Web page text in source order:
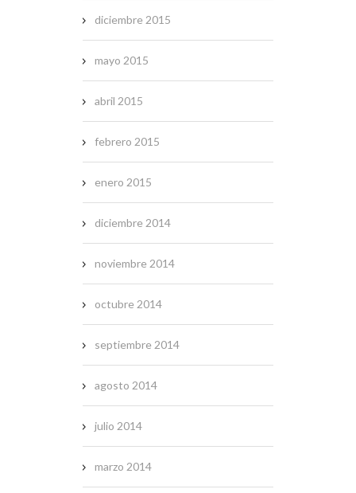
diciembre 2015
mayo 2015
abril 2015
febrero 2015
enero 2015
diciembre 2014
noviembre 2014
octubre 2014
septiembre 2014
agosto 2014
julio 2014
marzo 2014